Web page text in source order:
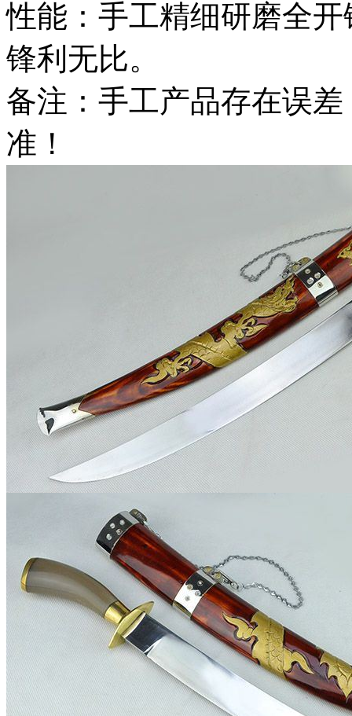
性能：手工精细研磨全
锋利无比。
备注：手工产品存在误
准！